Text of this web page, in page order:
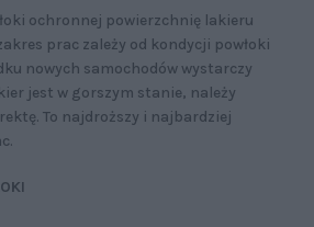
ochronnej powierzchnię lakieru
prac zależy od kondycji powłoki
nowych samochodów wystarczy
jest w gorszym stanie, należy
To najdroższy i najbardziej